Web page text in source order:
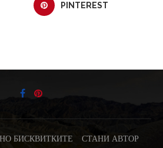
PINTEREST
БИСКВИТКИТЕ СТАНИ АВТОР